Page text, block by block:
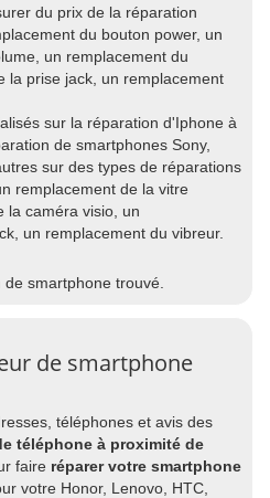
du prix de la réparation
du bouton power, un
un remplacement du
la prise jack, un remplacement
sur la réparation d'Iphone à
de smartphones Sony,
sur des types de réparations
remplacement de la vitre
la caméra visio, un
un remplacement du vibreur.
smartphone trouvé.
de smartphone
téléphones et avis des
téléphone à proximité de
faire réparer votre smartphone
votre Honor, Lenovo, HTC,